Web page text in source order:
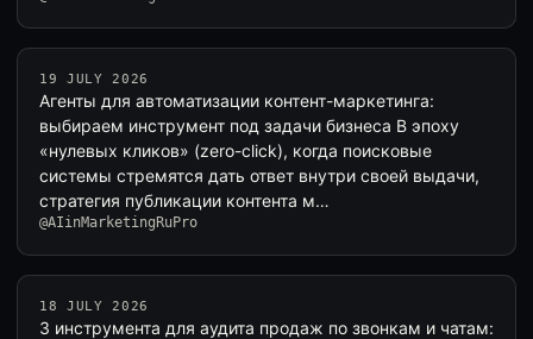
19 JULY 2026
Агенты для автоматизации контент-маркетинга:
выбираем инструмент под задачи бизнеса В эпоху
«нулевых кликов» (zero-click), когда поисковые
системы стремятся дать ответ внутри своей выдачи,
стратегия публикации контента м…
@AIinMarketingRuPro
18 JULY 2026
3 инструмента для аудита продаж по звонкам и чатам: